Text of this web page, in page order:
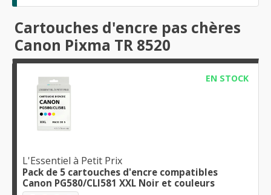
Cartouches d'encre pas chères
Canon Pixma TR 8520
EN STOCK
L'Essentiel à Petit Prix
Pack de 5 cartouches d'encre compatibles
Canon PG580/CLI581 XXL Noir et couleurs